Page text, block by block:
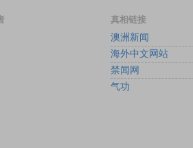
真相链接
澳洲新闻
海外中文网站
禁闻网
气功